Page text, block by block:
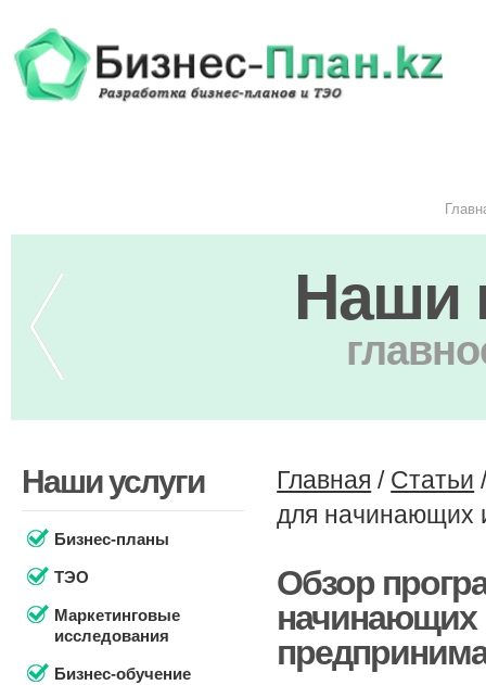
Наши
Наши услуги
Бизнес-планы
ТЭО
Маркетинговые
исследования
Бизнес-обучение
Главная / Статьи
для начинающих
Обзор
начинающих